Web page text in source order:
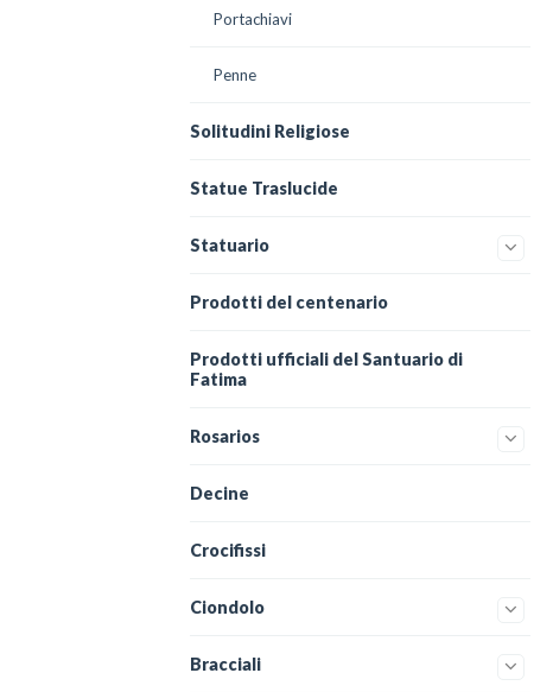
Portachiavi
Penne
Solitudini Religiose
Statue Traslucide
Statuario
Prodotti del centenario
Prodotti ufficiali del Santuario di
Fatima
Rosarios
Decine
Crocifissi
Ciondolo
Bracciali